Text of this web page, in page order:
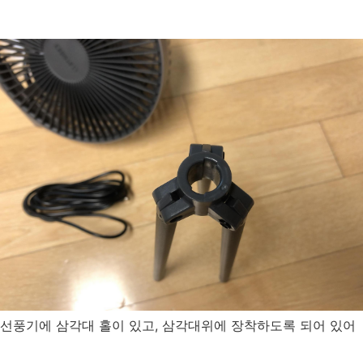
선풍기에 삼각대 홀이 있고, 삼각대위에 장착하도록 되어 있어